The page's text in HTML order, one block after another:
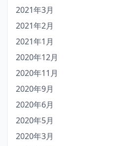
2021年3月
2021年2月
2021年1月
2020年12月
2020年11月
2020年9月
2020年6月
2020年5月
2020年3月